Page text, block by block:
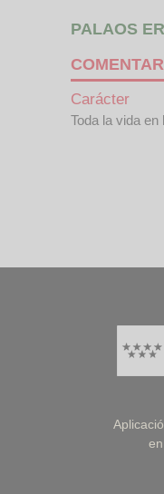
PALAOS
Carácter
Toda la vida en